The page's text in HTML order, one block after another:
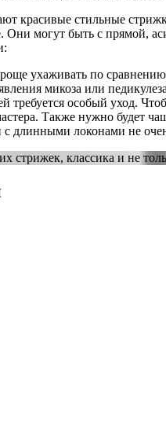
красивые стильные
Они могут быть с прямой,
ухаживать по
микоза или
требуется особый уход.
Также нужно будет
длинными локонами не
стрижек, классика и не